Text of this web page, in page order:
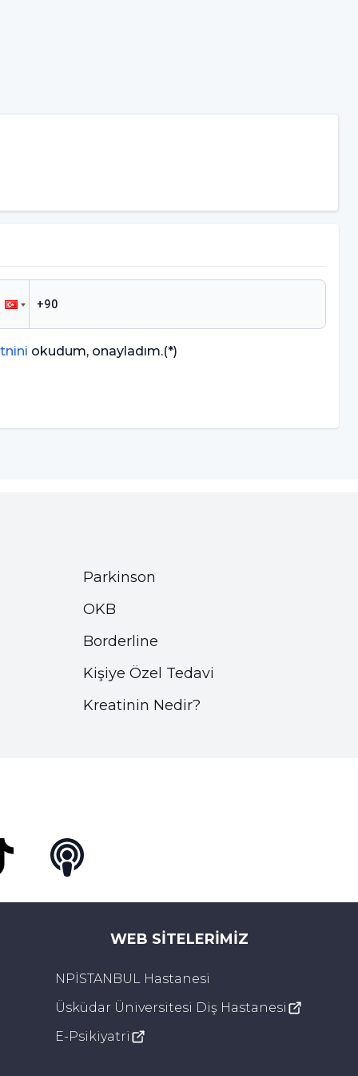
okudum, onayladım.(*)
Parkinson
OKB
Borderline
Kişiye Özel Tedavi
Kreatinin Nedir?
WEB SITELERIMIZ
NPİSTANBUL Hastanesi
Üsküdar Üniversitesi Diş Hastanesi
E-Psikiyatri